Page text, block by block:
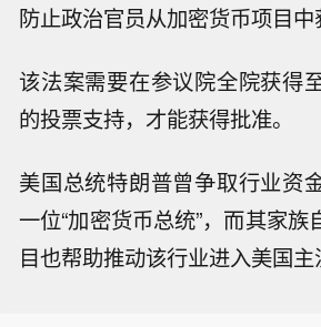
防止政治官员从加密货币项目中
该法案需要在参议院全院获得
的投票支持，才能获得批准。
美国总统特朗普曾争取行业资
一位“加密货币总统”，而其家
目也帮助推动该行业进入美国主
【联黎部队：以军单日向
炮弹】联合国驻黎巴嫩临